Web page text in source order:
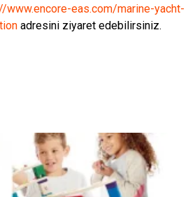
www.encore-eas.com/marine-yacht-
adresini ziyaret edebilirsiniz.